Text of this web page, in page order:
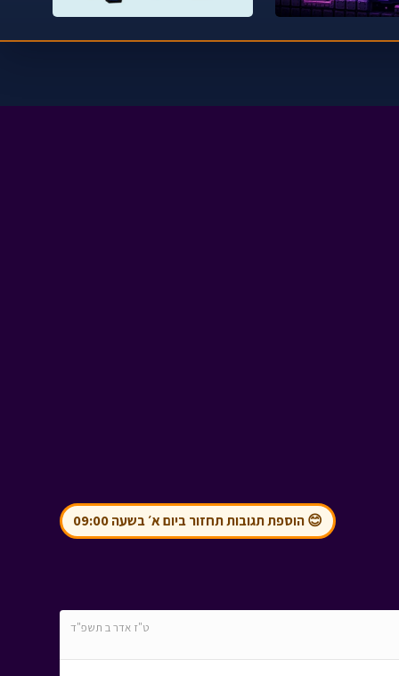
😊 הוספת תגובות תחזור ביום א׳ בשעה 09:00
ט"ז אדר ב תשפ"ד